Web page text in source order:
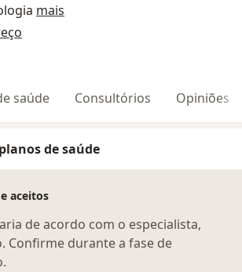
mais
saúde Consultórios Opiniões
de saúde
aceitos
de acordo com o especialista,
Confirme durante a fase de